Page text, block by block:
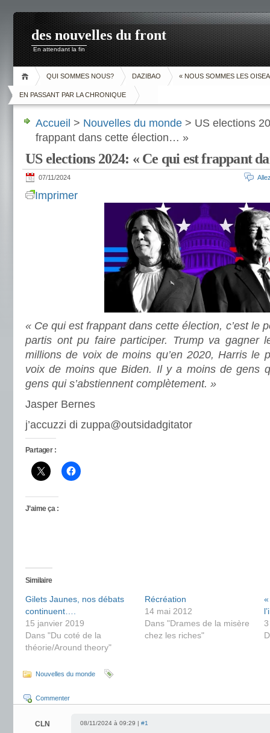
des nouvelles du front
En attendant la fin
QUI SOMMES NOUS? DAZIBAO « NOUS SOMMES LES
EN PASSANT PAR LA CHRONIQUE
Accueil > Nouvelles du monde > US elections
frappant dans cette élection… »
US elections 2024: « Ce qui est frappant
07/11/2024
Imprimer
« Ce qui est frappant dans cette élection, c’est le
partis ont pu faire participer. Trump va gagner
millions de voix de moins qu’en 2020, Harris le
voix de moins que Biden. Il y a moins de gens
gens qui s’abstiennent complètement. »
Jasper Bernes
j’accuzzi di zuppa@outsidadgitator
Partager :
J’aime ça :
Similaire
Gilets Jaunes, nos débats
continuent….
15 janvier 2019
Dans "Du coté de la
théorie/Around theory"
Récréation
14 mai 2012
Dans "Drames de la misère
chez les riches"
Nouvelles du monde
Commenter
CLN 08/11/2024 à 09:29 | #1